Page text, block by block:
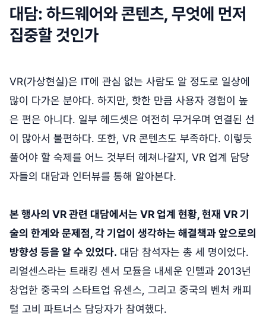
대담: 하드웨어와 콘텐츠, 무엇에 먼저
집중할 것인가
VR(가상현실)은 IT에 관심 없는 사람도 알 정도로 일상에
많이 다가온 분야다. 하지만, 핫한 만큼 사용자 경험이 높
은 편은 아니다. 일부 헤드셋은 여전히 무거우며 연결된 선
이 많아서 불편하다. 또한, VR 콘텐츠도 부족하다. 이렇듯
풀어야 할 숙제를 어느 것부터 헤쳐나갈지, VR 업계 담당
자들의 대담과 인터뷰를 통해 알아본다.
본 행사의 VR 관련 대담에서는 VR 업계 현황, 현재 VR 기
술의 한계와 문제점, 각 기업이 생각하는 해결책과 앞으로의
방향성 등을 알 수 있었다. 대담 참석자는 총 세 명이었다.
리얼센스라는 트래킹 센서 모듈을 내세운 인텔과 2013년
창업한 중국의 스타트업 유센스, 그리고 중국의 벤처 캐피
털 고비 파트너스 담당자가 참여했다.